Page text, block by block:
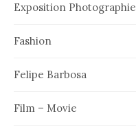
Exposition Photographie
Fashion
Felipe Barbosa
Film – Movie